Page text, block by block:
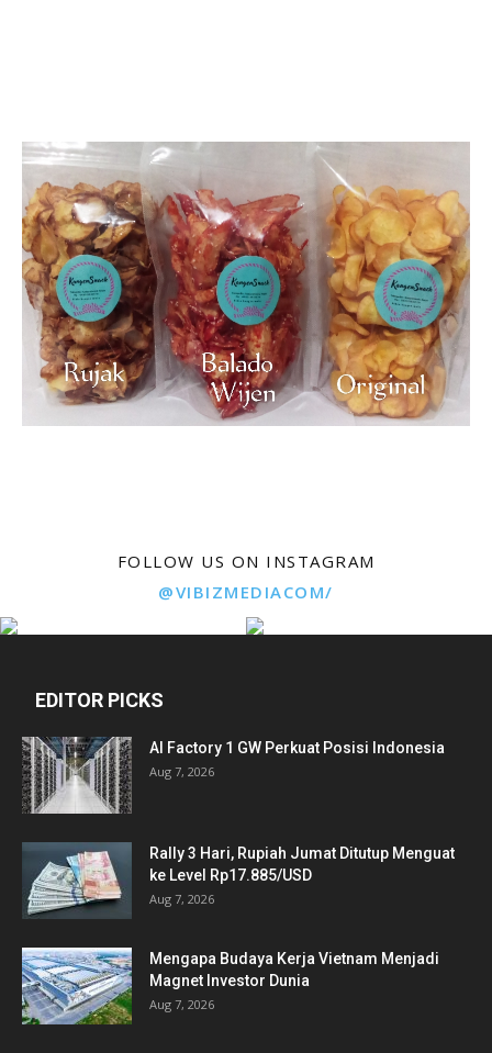
FOLLOW US ON INSTAGRAM
@VIBIZMEDIACOM/
EDITOR PICKS
AI Factory 1 GW Perkuat Posisi Indonesia
Aug 7, 2026
Rally 3 Hari, Rupiah Jumat Ditutup Menguat
ke Level Rp17.885/USD
Aug 7, 2026
Mengapa Budaya Kerja Vietnam Menjadi
Magnet Investor Dunia
Aug 7, 2026